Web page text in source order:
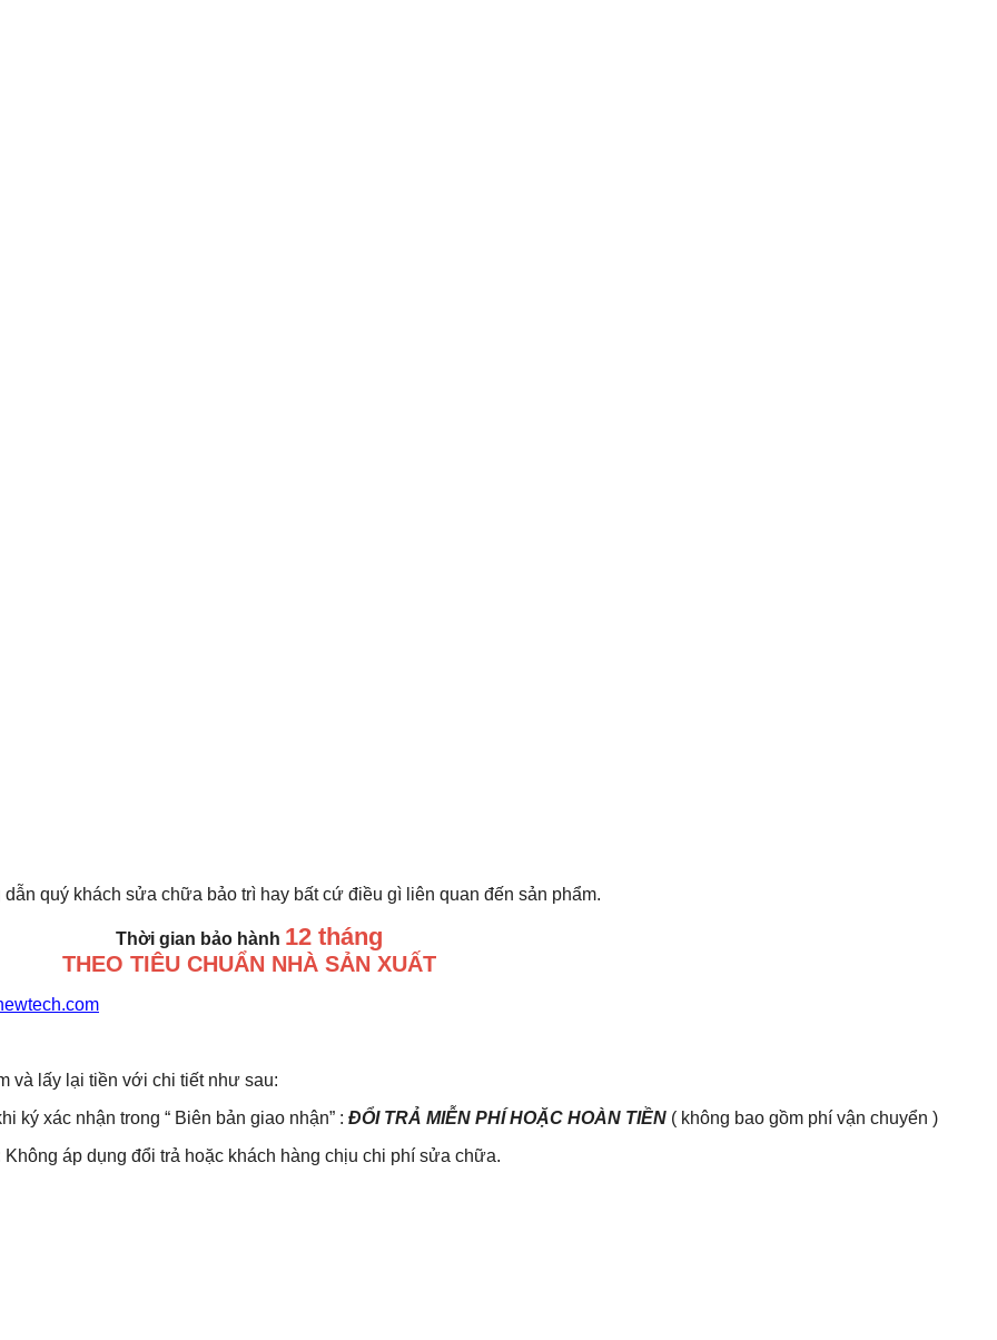
quý khách sửa chữa bảo trì hay bất cứ điều gì liên quan đến sản phẩm.
Thời gian bảo hành 12 tháng
THEO TIÊU CHUẨN NHÀ SẢN XUẤT
và lấy lại tiền với chi tiết như sau:
ký xác nhận trong “ Biên bản giao nhận” : ĐỔI TRẢ MIỄN PHÍ HOẶC HOÀN TIỀN ( không bao gồm phí vận chuyển )
áp dụng đổi trả hoặc khách hàng chịu chi phí sửa chữa.